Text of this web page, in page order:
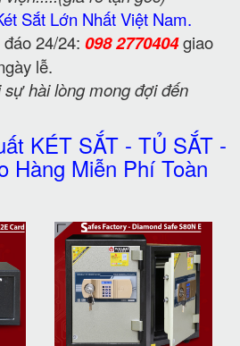
Sắt Lớn Nhất Việt Nam.
24/24: 098 2770404giao
lễ.
hài lòng mong đợi đến
KÉT SẮT - TỦ SẮT -
Hàng Miễn Phí Toàn